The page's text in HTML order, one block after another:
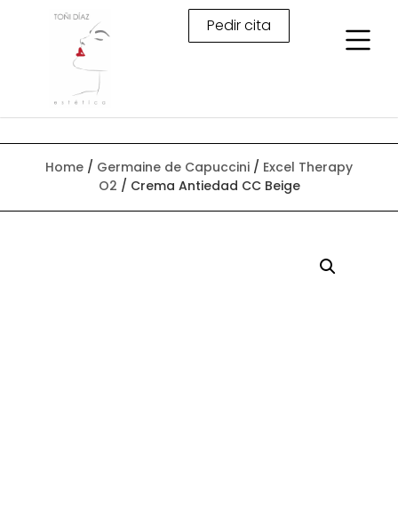
Pedir cita
Home / Germaine de Capuccini / Excel Therapy
O2 / Crema Antiedad CC Beige